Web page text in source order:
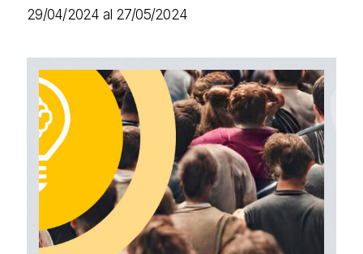
29/04/2024 al 27/05/2024